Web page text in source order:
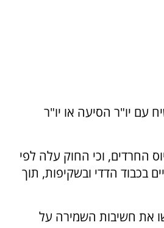
עם יו"ר הסיעה או יו"ר
החרדים, וכי החוק עלה לפי
בכבוד הדדי ובשקיפות, תוך
את חשיבות השמירה על